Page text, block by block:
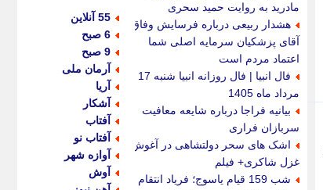
مادرید به روایت حمید سحری
هشدار ربیعی درباره فرسایش وفاق؛
آقای پزشکیان سرمایه اصلی شما
اعتماد مردم است
فال انبیا | فال روزانه انبیا شنبه 17
مرداد ماه 1405
بیانیه فراجا درباره شایعه معافیت
سربازان فراری
اشک های سحر دولتشاهی در آغوش
غزل شاکری+ فیلم
شب 159 قیام یاسوج؛ فریاد انتقام
55 آنلاین
6 صبح
9 صبح
آرمان ملی
آریا
آشکار
آفتاب
آفتاب نو
آوازه شهر
آوش